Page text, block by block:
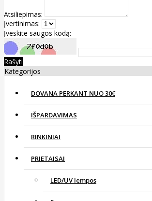
Atsiliepimas:
Įvertinimas:
Įveskite saugos kodą:
Rašyti
Kategorijos
DOVANA PERKANT NUO 30€
IŠPARDAVIMAS
RINKINIAI
PRIETAISAI
LED/UV lempos